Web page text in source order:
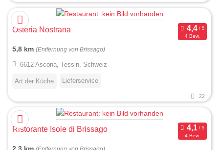
Osteria Nostrana
4 Bew.
5,8 km (Entfernung von Brissago)
6612 Ascona, Tessin, Schweiz
Art der Küche Lieferservice
22
Ristorante Isole di Brissago
4 Bew.